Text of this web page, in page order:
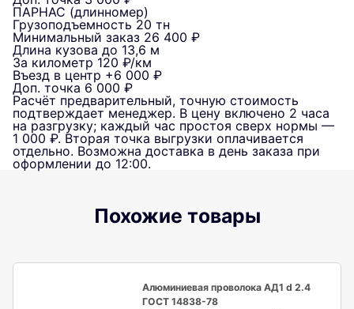
ПАРНАС (длинномер)
Грузоподъемность 20 тн
Минимальный заказ 26 400 ₽
Длина кузова до 13,6 м
За километр 120 ₽/км
Въезд в центр +6 000 ₽
Доп. точка 6 000 ₽
Расчёт предварительный, точную стоимость
подтверждает менеджер. В цену включено 2 часа
на разгрузку; каждый час простоя сверх нормы —
1 000 ₽. Вторая точка выгрузки оплачивается
отдельно. Возможна доставка в день заказа при
оформлении до 12:00.
Похожие товары
Алюминиевая проволока АД1 d 2.4
ГОСТ 14838-78